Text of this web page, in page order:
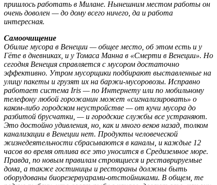
пришлось работать в Милане. Нынешним местом работы он
очень доволен — до дому всего ничего, да и работа
интересная.
Самоочищение
Обилие мусора в Венеции — общее место, об этом есть и у
Гёте в дневниках, и у Томаса Манна в «Смерти в Венеции». Но
сегодня Венеция справляется с мусором достаточно
эффективно. Утром мусорщики подбирают выставленные на
улицу пакеты и грузят их на баржи-мусоровозы. Исправно
работает система Iris — по Интернету или по мобильному
телефону любой горожанин может «сигнализировать» о
каком-либо городском неустройстве — от кучи мусора до
разбитой брусчатки, — и городские службы все устраняют.
Это достойно удивления, но, как и много веков назад, толком
канализации в Венеции нет. Продукты человеческой
жизнедеятельности сбрасываются в каналы, и каждые 12
часов во время отлива все это уносится в Средиземное море.
Правда, по новым правилам строящиеся и реставрируемые
дома, а также гостиницы и рестораны должны быть
оборудованы биорезервуарами-отстойниками. В общем, те